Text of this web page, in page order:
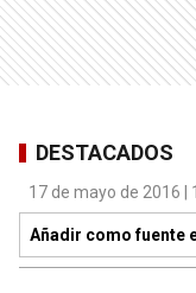
DESTACADOS
17 de mayo de 2016 |
Añadir como fuente